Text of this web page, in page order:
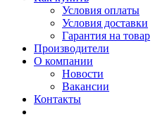
Условия оплаты
Условия доставки
Гарантия на товар
Производители
О компании
Новости
Вакансии
Контакты